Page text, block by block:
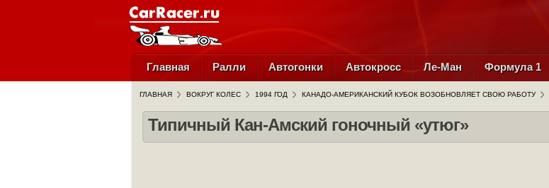
Главная Ралли Автогонки Автокросс Ле-Ман Формула 1
ГЛАВНАЯ ВОКРУГ КОЛЕС 1994 ГОД КАНАДО-АМЕРИКАНСКИЙ КУБОК ВОЗОБНОВЛЯЕТ СВОЮ РАБОТУ
Типичный Кан-Амский гоночный «утюг»